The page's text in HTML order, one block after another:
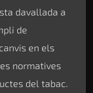
davallada a
de
en els
normatives
del tabac.